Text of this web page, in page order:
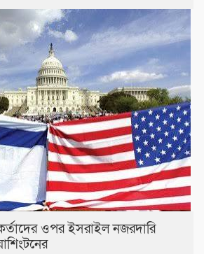
ওপর ইসরাইল নজরদারি